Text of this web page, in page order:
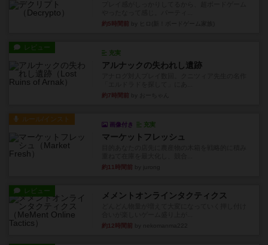
約5時間前
レビュー
充実
アルナックの失われし遺跡
約7時間前
ルール/インスト
画像付き 充実
マーケットフレッシュ
約11時間前
レビュー メメントオンラインタクティクス
約12時間前